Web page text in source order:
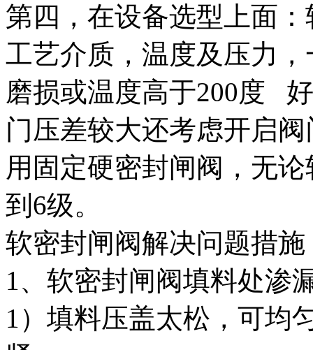
第四，在设备选型上面
工艺介质，温度及压力
磨损或温度高于200度
门压差较大还考虑开启
用固定硬密封闸阀，无
到6级。
软密封闸阀解决问题措施
1、软密封闸阀填料处渗
1）填料压盖太松，可均